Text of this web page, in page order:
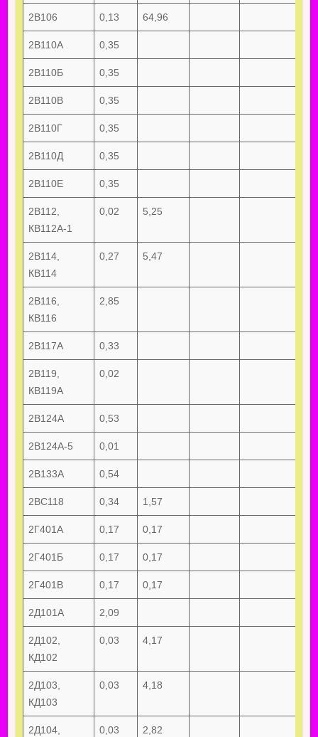
2В106 0,13 64,96
2В110А 0,35
2В110Б 0,35
2В110В 0,35
2В110Г 0,35
2В110Д 0,35
2В110Е 0,35
2В112,
КВ112А-1
0,02 5,25
2В114,
КВ114
0,27 5,47
2В116,
КВ116
2,85
2В117А 0,33
2В119,
КВ119А
0,02
2В124А 0,53
2В124А-5 0,01
2В133А 0,54
2ВС118 0,34 1,57
2Г401А 0,17 0,17
2Г401Б 0,17 0,17
2Г401В 0,17 0,17
2Д101А 2,09
2Д102,
КД102
0,03 4,17
2Д103,
КД103
0,03 4,18
2Д104,
0,03 2,82